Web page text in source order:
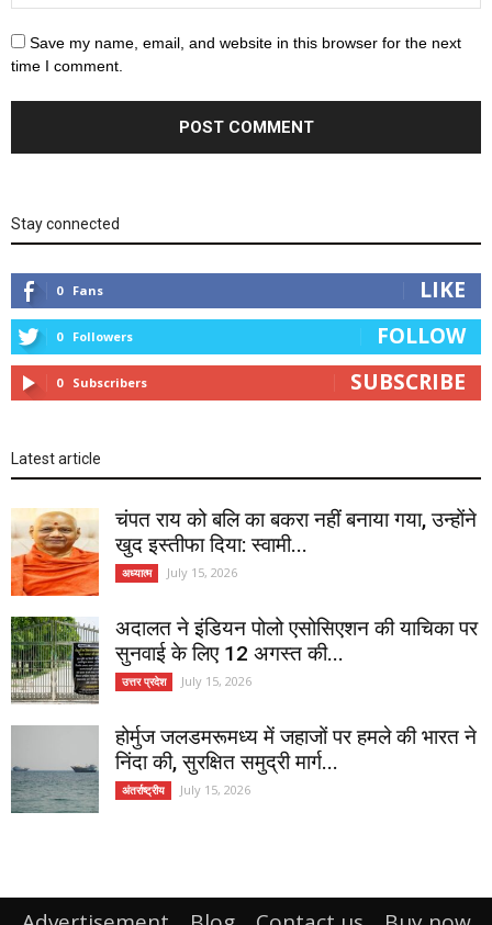
Save my name, email, and website in this browser for the next
time I comment.
Stay connected
0 Fans LIKE
0 Followers FOLLOW
0 Subscribers SUBSCRIBE
Latest article
चंपत राय को बलि का बकरा नहीं बनाया गया, उन्होंने
खुद इस्तीफा दिया: स्वामी...
अध्यात्म July 15, 2026
अदालत ने इंडियन पोलो एसोसिएशन की याचिका पर
सुनवाई के लिए 12 अगस्त की...
उत्तर प्रदेश July 15, 2026
होर्मुज जलडमरूमध्य में जहाजों पर हमले की भारत ने
निंदा की, सुरक्षित समुद्री मार्ग...
अंतर्राष्ट्रीय July 15, 2026